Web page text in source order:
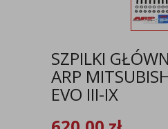
SZPILKI
ARP
EVO III-IX